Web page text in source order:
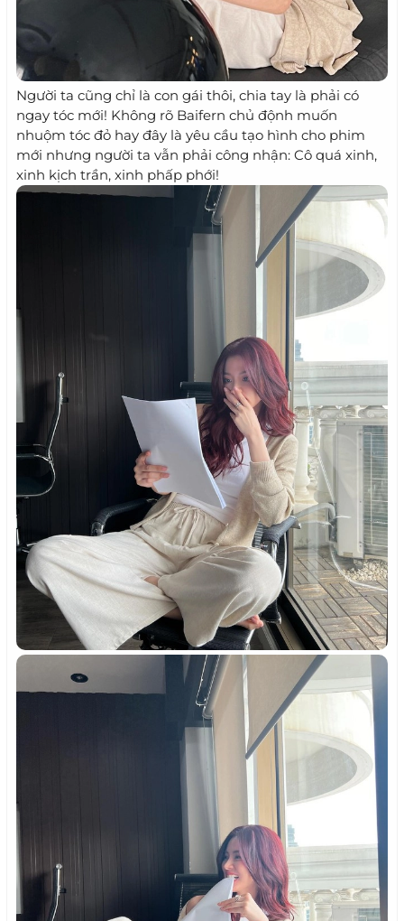
Người ta cũng chỉ là con gái thôi, chia tay là phải có
ngay tóc mới! Không rõ Baifern chủ độnh muốn
nhuộm tóc đỏ hay đây là yêu cầu tạo hình cho phim
mới nhưng người ta vẫn phải công nhận: Cô quá xinh,
xinh kịch trần, xinh phấp phới!